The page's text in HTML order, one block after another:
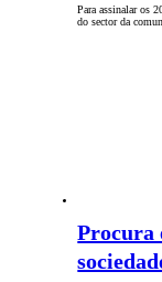
Para assinalar os
do sector da
Procura